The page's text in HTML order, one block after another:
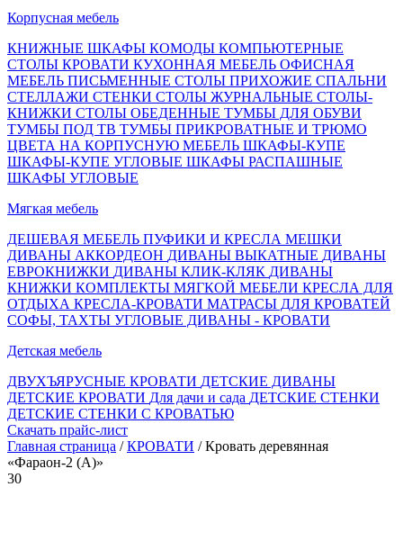
Корпусная мебель
КНИЖНЫЕ ШКАФЫ КОМОДЫ КОМПЬЮТЕРНЫЕ
СТОЛЫ КРОВАТИ КУХОННАЯ МЕБЕЛЬ ОФИСНАЯ
МЕБЕЛЬ ПИСЬМЕННЫЕ СТОЛЫ ПРИХОЖИЕ СПАЛЬНИ
СТЕЛЛАЖИ СТЕНКИ СТОЛЫ ЖУРНАЛЬНЫЕ СТОЛЫ-
КНИЖКИ СТОЛЫ ОБЕДЕННЫЕ ТУМБЫ ДЛЯ ОБУВИ
ТУМБЫ ПОД ТВ ТУМБЫ ПРИКРОВАТНЫЕ И ТРЮМО
ЦВЕТА НА КОРПУСНУЮ МЕБЕЛЬ ШКАФЫ-КУПЕ
ШКАФЫ-КУПЕ УГЛОВЫЕ ШКАФЫ РАСПАШНЫЕ
ШКАФЫ УГЛОВЫЕ
Мягкая мебель
ДЕШЕВАЯ МЕБЕЛЬ ПУФИКИ И КРЕСЛА МЕШКИ
ДИВАНЫ АККОРДЕОН ДИВАНЫ ВЫКАТНЫЕ ДИВАНЫ
ЕВРОКНИЖКИ ДИВАНЫ КЛИК-КЛЯК ДИВАНЫ
КНИЖКИ КОМПЛЕКТЫ МЯГКОЙ МЕБЕЛИ КРЕСЛА ДЛЯ
ОТДЫХА КРЕСЛА-КРОВАТИ МАТРАСЫ ДЛЯ КРОВАТЕЙ
СОФЫ, ТАХТЫ УГЛОВЫЕ ДИВАНЫ - КРОВАТИ
Детская мебель
ДВУХЪЯРУСНЫЕ КРОВАТИ ДЕТСКИЕ ДИВАНЫ
ДЕТСКИЕ КРОВАТИ Для дачи и сада ДЕТСКИЕ СТЕНКИ
ДЕТСКИЕ СТЕНКИ С КРОВАТЬЮ
Скачать прайс-лист
Главная страница /КРОВАТИ / Кровать деревянная
«Фараон-2 (А)»
30